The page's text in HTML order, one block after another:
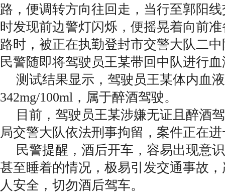
路，便调转方向往回走，当行至郭阳
时发现前边警灯闪烁，便摇晃着向前
路时，被正在执勤登封市交警大队二
民警随即将驾驶员王某带回中队进行
测试结果显示，驾驶员王某体内血
342mg/100ml，属于醉酒驾驶。
目前，驾驶员王某涉嫌无证且醉酒
局交警大队依法刑事拘留，案件正在
民警提醒，酒后开车，容易出现意
甚至睡着的情况，极易引发交通事故
人安全，切勿酒后驾车。